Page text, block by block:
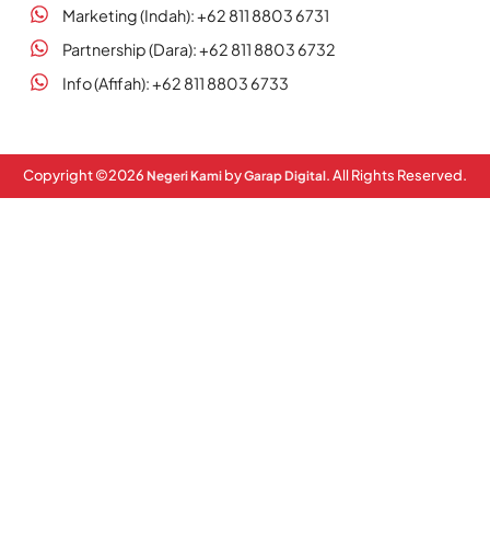
Marketing (Indah): +62 811 8803 6731
Partnership (Dara): +62 811 8803 6732
Info (Afifah): +62 811 8803 6733
Copyright ©2026 Negeri Kami byGarap Digital. All Rights Reserved.